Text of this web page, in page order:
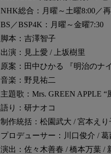
NHK総合：月曜～土曜8:00／
BS／BSP4K：月曜～金曜7:30
脚本：吉澤智子
出演：見上愛 / 上坂樹里
原案：田中ひかる 『明治のナ
音楽：野見祐二
主題歌：Mrs. GREEN APPLE “
語り：研ナオコ
制作統括：松園武大 / 宮本えり
プロデューサー：川口俊介 /
演出：佐々木善春 / 橋本万葉 /